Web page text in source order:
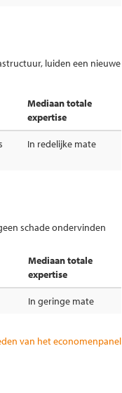
luiden een nieuwe
Mediaan totale
expertise
In redelijke mate
schade ondervinden
Mediaan totale
expertise
In geringe mate
van het economenpanel